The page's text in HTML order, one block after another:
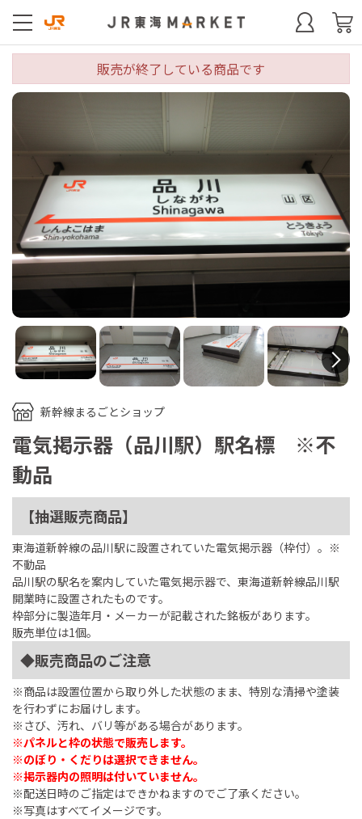
新幹線まるごとショップ
電気掲示器（品川駅）駅名標 ※不
動品
【抽選販売商品】
東海道新幹線の品川駅に設置されていた電気掲示器（枠付）。※
不動品
品川駅の駅名を案内していた電気掲示器で、東海道新幹線品川駅
開業時に設置されたものです。
枠部分に製造年月・メーカーが記載された銘板があります。
販売単位は1個。
◆販売商品のご注意
※商品は設置位置から取り外した状態のまま、特別な清掃や塗装
を行わずにお届けします。
※さび、汚れ、バリ等がある場合があります。
※パネルと枠の状態で販売します。
※のぼり・くだりは選択できません。
※掲示器内の照明は付いていません。
※配送日時のご指定はできかねますのでご了承ください。
※写真はすべてイメージです。
販売が終了している商品です